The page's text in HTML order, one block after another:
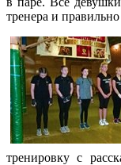
тренера и
тренировку с